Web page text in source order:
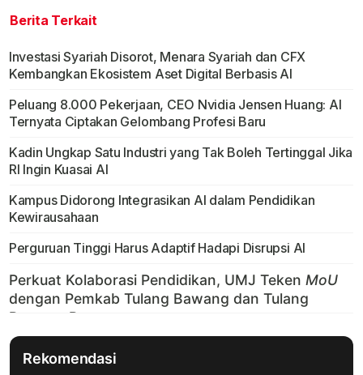
Berita Terkait
Investasi Syariah Disorot, Menara Syariah dan CFX
Kembangkan Ekosistem Aset Digital Berbasis AI
Peluang 8.000 Pekerjaan, CEO Nvidia Jensen Huang: AI
Ternyata Ciptakan Gelombang Profesi Baru
Kadin Ungkap Satu Industri yang Tak Boleh Tertinggal Jika
RI Ingin Kuasai AI
Kampus Didorong Integrasikan AI dalam Pendidikan
Kewirausahaan
Perguruan Tinggi Harus Adaptif Hadapi Disrupsi AI
Rekomendasi